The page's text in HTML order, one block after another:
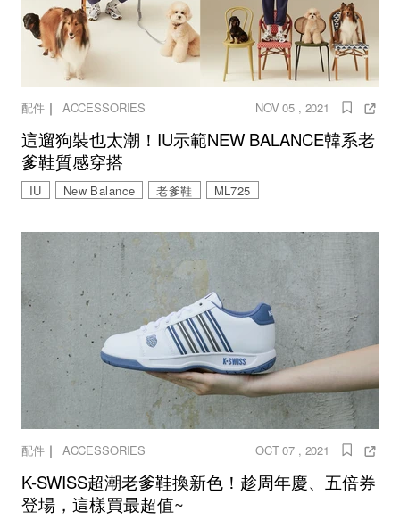
配件｜ ACCESSORIES NOV 05 , 2021
這遛狗裝也太潮！IU示範NEW BALANCE韓系老
爹鞋質感穿搭
IU New Balance 老爹鞋 ML725
配件｜ ACCESSORIES OCT 07 , 2021
K-SWISS超潮老爹鞋換新色！趁周年慶、五倍券
登場，這樣買最超值~